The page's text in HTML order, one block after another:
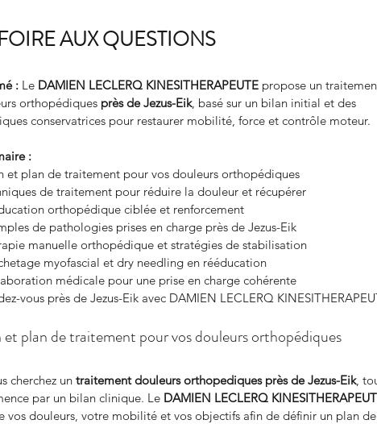
AUX QUESTIONS
: Le DAMIEN LECLERQ KINESITHERAPEUTE propose un
orthopédiques près de Jezus-Eik, basé sur un bilan initial et des
conservatrices pour restaurer mobilité, force et contrôle moteur.
:
et plan de traitement pour vos douleurs orthopédiques
de traitement pour réduire la douleur et récupérer
orthopédique ciblée et renforcement
de pathologies prises en charge près de Jezus-Eik
manuelle orthopédique et stratégies de stabilisation
myofascial et dry needling en rééducation
médicale pour une prise en charge cohérente
vous près de Jezus-Eik avec DAMIEN LECLERQ
et plan de traitement pour vos douleurs orthopédiques
cherchez un traitement douleurs orthopediques près de Jezus-Eik,
par un bilan clinique. Le DAMIEN LECLERQ
vos douleurs, votre mobilité et vos objectifs afin de définir un plan de